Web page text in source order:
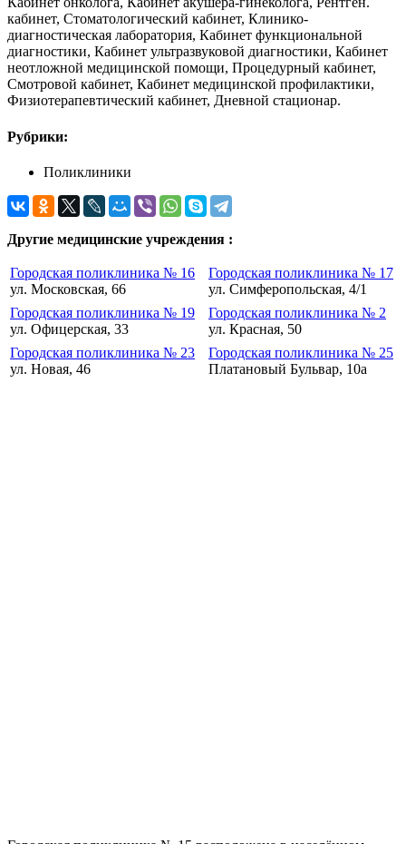
кабинет, Стоматологический кабинет, Клинико-
диагностическая лаборатория, Кабинет функциональной
диагностики, Кабинет ультразвуковой диагностики, Кабинет
неотложной медицинской помощи, Процедурный кабинет,
Смотровой кабинет, Кабинет медицинской профилактики,
Физиотерапевтический кабинет, Дневной стационар.
Рубрики:
Поликлиники
Другие медицинские учреждения :
Городская поликлиника № 16
ул. Московская, 66
Городская поликлиника № 17
ул. Симферопольская, 4/1
Городская поликлиника № 19
ул. Офицерская, 33
Городская поликлиника № 2
ул. Красная, 50
Городская поликлиника № 23
ул. Новая, 46
Городская поликлиника № 25
Платановый Бульвар, 10а